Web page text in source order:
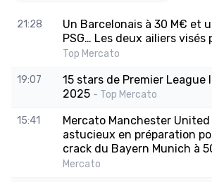
21:28
Un Barcelonais à 30 M€ et
PSG… Les deux ailiers visés
Top Mercato
19:07
15 stars de Premier League
2025 - Top Mercato
15:41
Mercato Manchester United
astucieux en préparation
crack du Bayern Munich à
Mercato